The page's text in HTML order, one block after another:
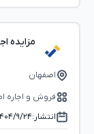
مزایده
اصفهان
فروش و اجاره
انتشار:۱۴۰۴/۹/